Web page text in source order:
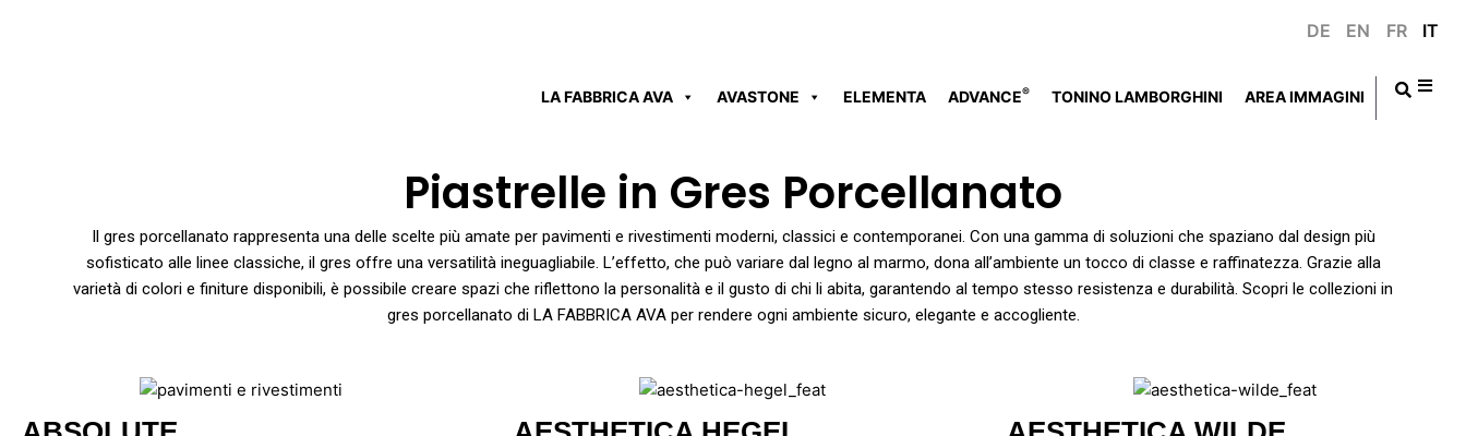
DE EN FR IT
LA FABBRICA AVA AVASTONE ELEMENTA ADVANCE® TONINO LAMBORGHINI AREA IMMAGINI
Piastrelle in Gres Porcellanato
Il gres porcellanato rappresenta una delle scelte più amate per pavimenti e rivestimenti moderni, classici e contemporanei. Con una gamma di soluzioni che spaziano dal design più
sofisticato alle linee classiche, il gres offre una versatilità ineguagliabile. L’effetto, che può variare dal legno al marmo, dona all’ambiente un tocco di classe e raffinatezza. Grazie alla
varietà di colori e finiture disponibili, è possibile creare spazi che riflettono la personalità e il gusto di chi li abita, garantendo al tempo stesso resistenza e durabilità. Scopri le collezioni in
gres porcellanato di LA FABBRICA AVA per rendere ogni ambiente sicuro, elegante e accogliente.